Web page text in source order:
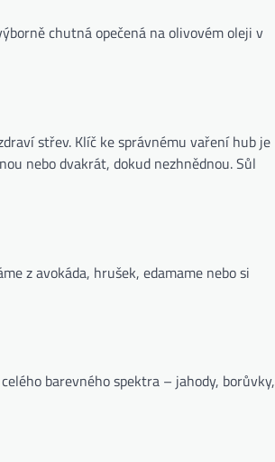
chutná opečená na olivovém oleji v
střev. Klíč ke správnému vaření hub je
nebo dvakrát, dokud nezhnědnou. Sůl
z avokáda, hrušek, edamame nebo si
barevného spektra – jahody, borůvky,